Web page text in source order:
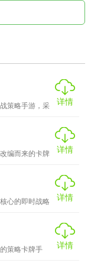
策略手游，采
详情
编而来的卡牌
详情
心的即时战略
详情
策略卡牌手
详情